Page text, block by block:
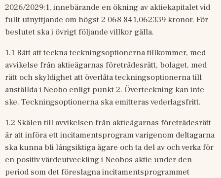
2026/2029:1, innebärande en ökning av aktiekapitalet vid
fullt utnyttjande om högst 2 068 841,062339 kronor. För
beslutet ska i övrigt följande villkor gälla.
1.1 Rätt att teckna teckningsoptionerna tillkommer, med
avvikelse från aktieägarnas företrädesrätt, bolaget, med
rätt och skyldighet att överlåta teckningsoptionerna till
anställda i Neobo enligt punkt 2. Överteckning kan inte
ske. Teckningsoptionerna ska emitteras vederlagsfritt.
1.2 Skälen till avvikelsen från aktieägarnas företrädesrätt
är att införa ett incitamentsprogram varigenom deltagarna
ska kunna bli långsiktiga ägare och ta del av och verka för
en positiv värdeutveckling i Neobos aktie under den
period som det föreslagna incitamentsprogrammet